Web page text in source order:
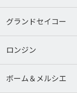
グランドセイコー
ロンジン
ボーム＆メルシエ